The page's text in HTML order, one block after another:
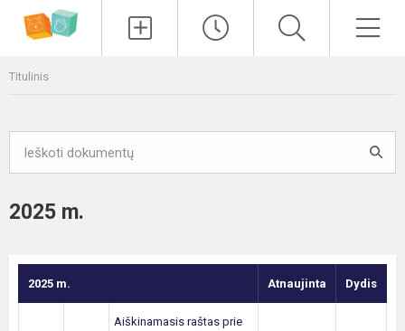
Titulinis
2025 m.
2025 m. Atnaujinta Dydis
Aiškinamasis raštas prie